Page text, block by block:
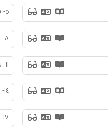
٥- سورة المائدة
٨- سورة الأنفال
١١- سورة هود
١٤- سورة إبراهيم
١٧- سورة الإسراء